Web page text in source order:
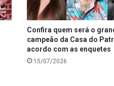
Confira quem será o
campeão da Casa do
acordo com as enquetes
15/07/2026